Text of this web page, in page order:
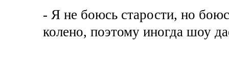
- Я не боюсь старости, но
колено, поэтому иногда шоу